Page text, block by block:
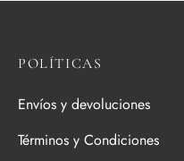
POLÍTICAS
Envíos y devoluciones
Términos y Condiciones